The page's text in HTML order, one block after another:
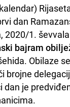
dan
2020/1.
bajram
Obilaze
brojne
dan je